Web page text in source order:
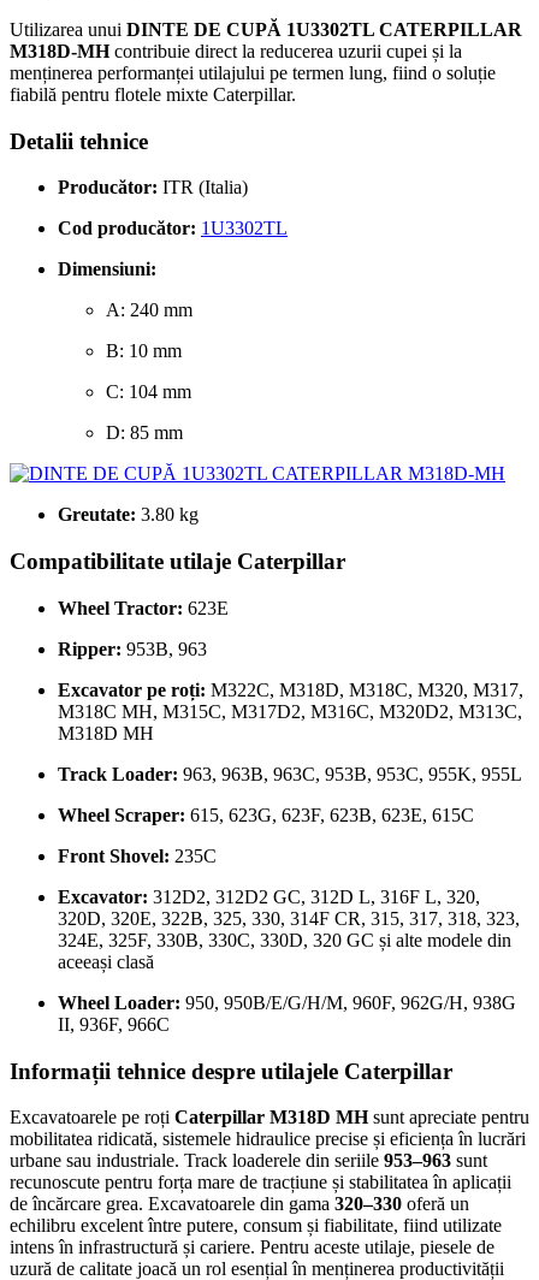
Utilizarea unui DINTE DE CUPĂ 1U3302TL CATERPILLAR
M318D-MHcontribuie direct la reducerea uzurii cupei și la
menținerea performanței utilajului pe termen lung, fiind o soluție
fiabilă pentru flotele mixte Caterpillar.
Detalii tehnice
Producător: ITR (Italia)
Cod producător: 1U3302TL
Dimensiuni:
A: 240 mm
B: 10 mm
C: 104 mm
D: 85 mm
Greutate: 3.80 kg
Compatibilitate utilaje Caterpillar
Wheel Tractor: 623E
Ripper: 953B, 963
Excavator pe roți: M322C, M318D, M318C, M320, M317,
M318C MH, M315C, M317D2, M316C, M320D2, M313C,
M318D MH
Track Loader: 963, 963B, 963C, 953B, 953C, 955K, 955L
Wheel Scraper: 615, 623G, 623F, 623B, 623E, 615C
Front Shovel: 235C
Excavator: 312D2, 312D2 GC, 312D L, 316F L, 320,
320D, 320E, 322B, 325, 330, 314F CR, 315, 317, 318, 323,
324E, 325F, 330B, 330C, 330D, 320 GC și alte modele din
aceeași clasă
Wheel Loader: 950, 950B/E/G/H/M, 960F, 962G/H, 938G
II, 936F, 966C
Informații tehnice despre utilajele Caterpillar
Excavatoarele pe roți Caterpillar M318D MHsunt apreciate pentru
mobilitatea ridicată, sistemele hidraulice precise și eficiența în lucrări
urbane sau industriale. Track loaderele din seriile 953–963 sunt
recunoscute pentru forța mare de tracțiune și stabilitatea în aplicații
de încărcare grea. Excavatoarele din gama 320–330 oferă un
echilibru excelent între putere, consum și fiabilitate, fiind utilizate
intens în infrastructură și cariere. Pentru aceste utilaje, piesele de
uzură de calitate joacă un rol esențial în menținerea productivității